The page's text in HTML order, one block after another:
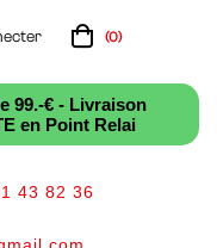
(0)
99.-€ - Livraison
en Point Relai
43 82 36